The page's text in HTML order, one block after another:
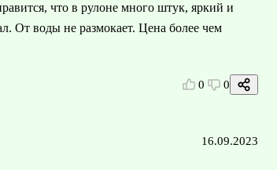
что в рулоне много штук, яркий и
От воды не размокает. Цена более чем
0 0
16.09.2023